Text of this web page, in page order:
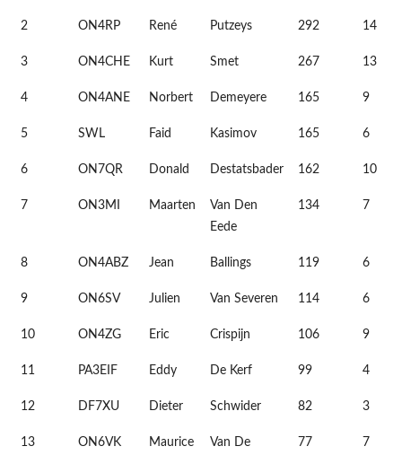
2 ON4RP René Putzeys 292 14
3 ON4CHE Kurt Smet 267 13
4 ON4ANE Norbert Demeyere 165 9
5 SWL Faid Kasimov 165 6
6 ON7QR Donald Destatsbader 162 10
7 ON3MI Maarten
Van Den
Eede
134 7
8 ON4ABZ Jean Ballings 119 6
9 ON6SV Julien Van Severen 114 6
10 ON4ZG Eric Crispijn 106 9
11 PA3EIF Eddy De Kerf 99 4
12 DF7XU Dieter Schwider 82 3
13 ON6VK Maurice
Van De
77 7